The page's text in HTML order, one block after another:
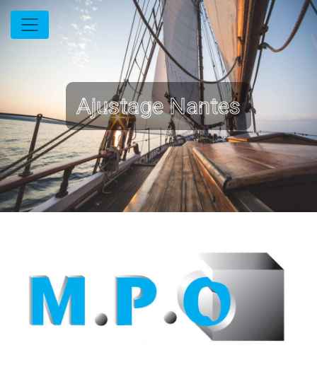
Panneau de gestion des cookies
Ajustage Nantes